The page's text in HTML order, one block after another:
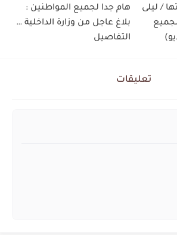
/ ليلى
هام جدا لجميع المواطنين :
بلاغ عاجل من وزارة الداخلية …
التفاصيل
تعليقات